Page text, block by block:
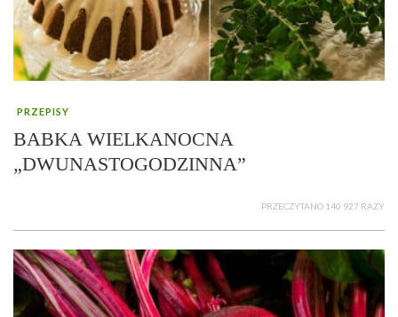
PRZEPISY
BABKA WIELKANOCNA
„DWUNASTOGODZINNA”
PRZECZYTANO 140 927 RAZY